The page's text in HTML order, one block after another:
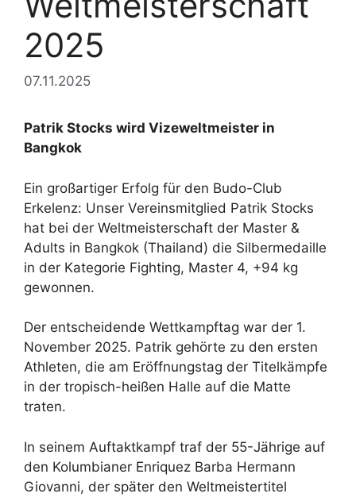
2025
07.11.2025
Patrik Stocks wird Vizeweltmeister in
Bangkok
Ein großartiger Erfolg für den Budo-Club
Erkelenz: Unser Vereinsmitglied Patrik Stocks
hat bei der Weltmeisterschaft der Master &
Adults in Bangkok (Thailand) die Silbermedaille
in der Kategorie Fighting, Master 4, +94 kg
gewonnen.
Der entscheidende Wettkampftag war der 1.
November 2025. Patrik gehörte zu den ersten
Athleten, die am Eröffnungstag der Titelkämpfe
in der tropisch-heißen Halle auf die Matte
traten.
In seinem Auftaktkampf traf der 55-Jährige auf
den Kolumbianer Enriquez Barba Hermann
Giovanni, der später den Weltmeistertitel